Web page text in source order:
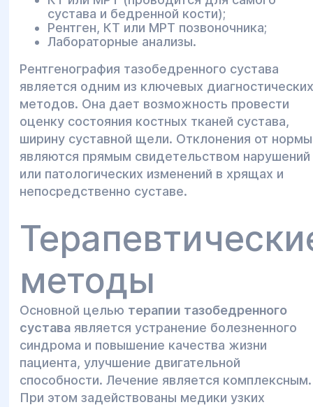
сустава и бедренной кости);
Рентген, КТ или МРТ позвоночника;
Лабораторные анализы.
Рентгенография тазобедренного сустава
является одним из ключевых диагностических
методов. Она дает возможность провести
оценку состояния костных тканей сустава,
ширину суставной щели. Отклонения от нормы
являются прямым свидетельством нарушений
или патологических изменений в хрящах и
непосредственно суставе.
методы
Основной целью терапии тазобедренного
суставаявляется устранение болезненного
синдрома и повышение качества жизни
пациента, улучшение двигательной
способности. Лечение является комплексным.
При этом задействованы медики узких